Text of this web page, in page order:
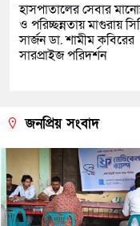
হাসপাতালের সেবার
ও পরিচ্ছন্নতায় মাগুরায়
সার্জন ডা. শামীম কবিরের
সারপ্রাইজ পরিদর্শন
জনপ্রিয় সংবাদ